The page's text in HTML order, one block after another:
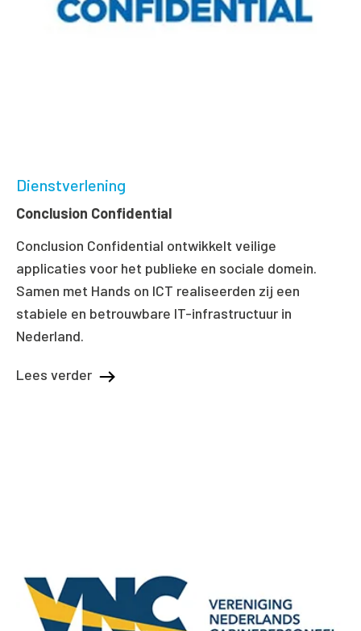
Dienstverlening
Conclusion Confidential
Conclusion Confidential ontwikkelt veilige
applicaties voor het publieke en sociale domein.
Samen met Hands on ICT realiseerden zij een
stabiele en betrouwbare IT-infrastructuur in
Nederland.
Lees verder